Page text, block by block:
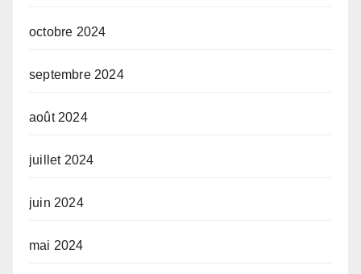
octobre 2024
septembre 2024
août 2024
juillet 2024
juin 2024
mai 2024